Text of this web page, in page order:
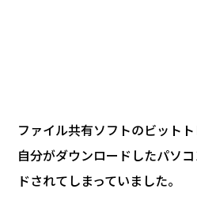
ファイル共有ソフトのビットト
自分がダウンロードしたパソ
ドされてしまっていました。